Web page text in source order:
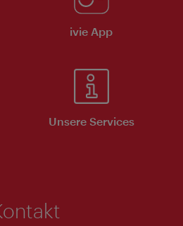
ivie App
Unsere Services